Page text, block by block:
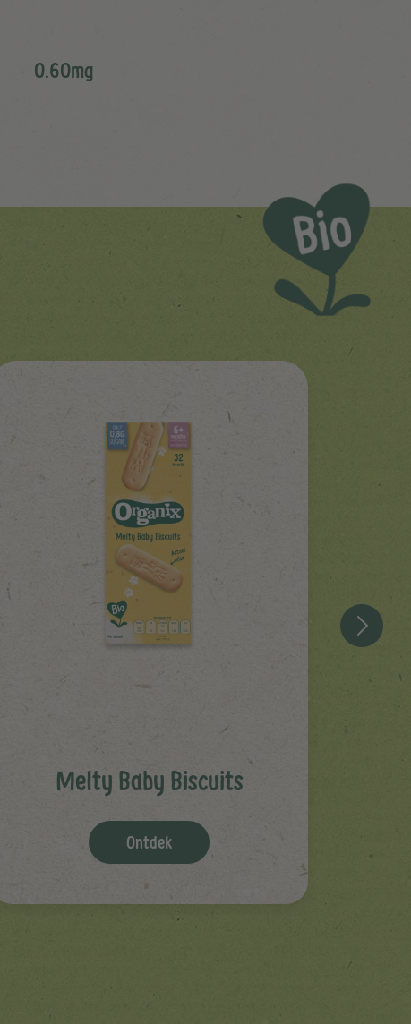
0.60mg
Melty Baby Biscuits
Ontdek